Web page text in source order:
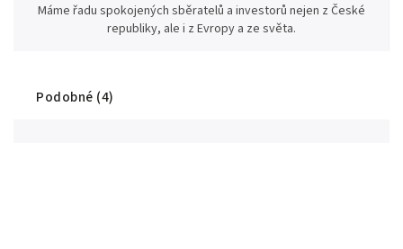
Máme řadu spokojených sběratelů a investorů nejen z České
republiky, ale i z Evropy a ze světa.
Podobné (4)